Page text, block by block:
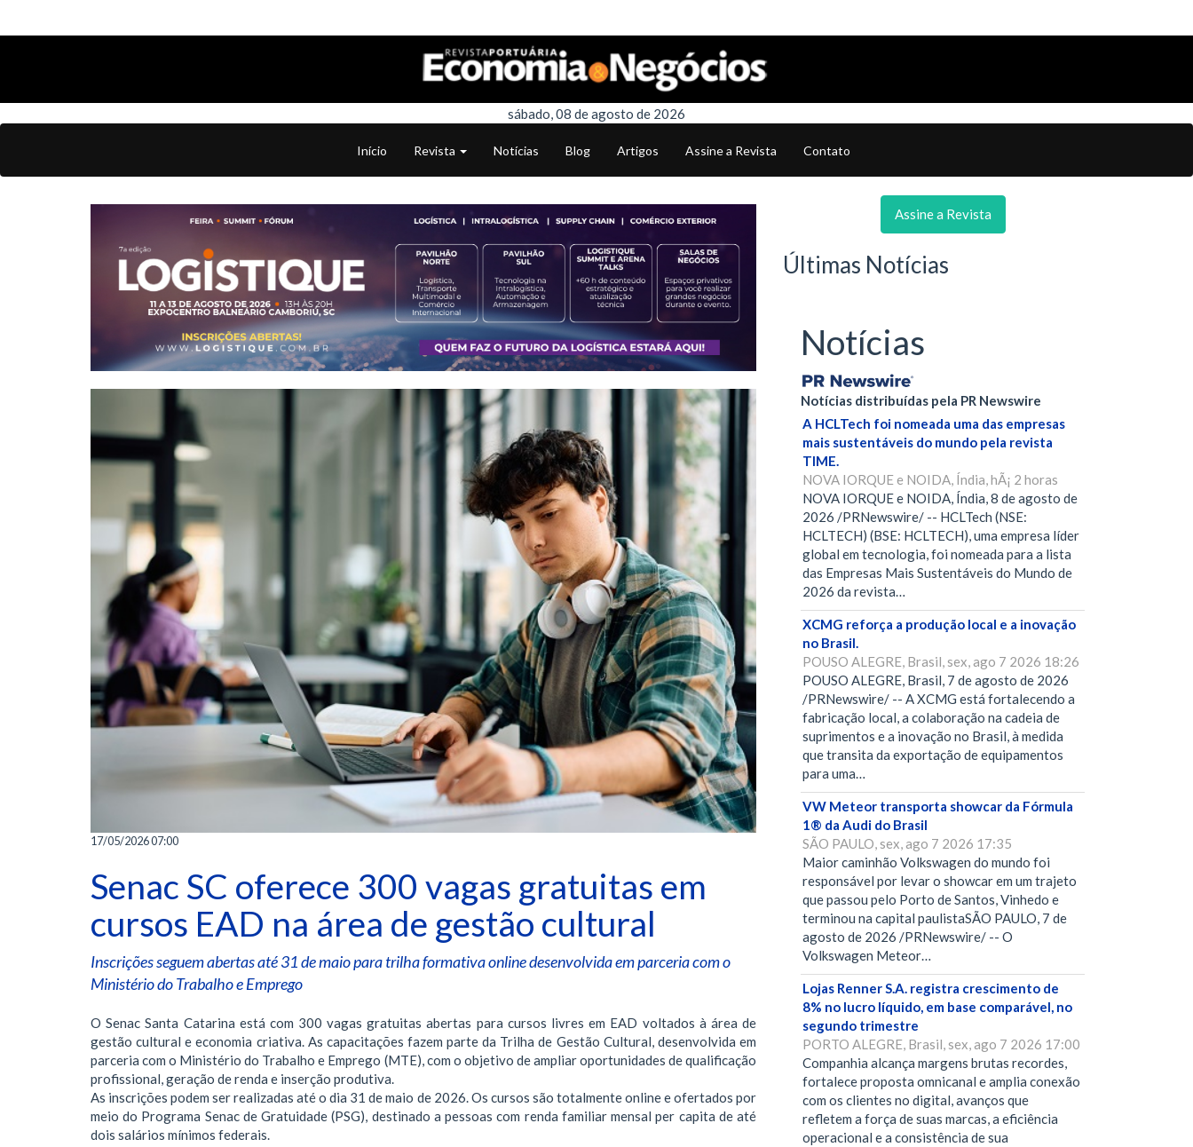
sábado, 08 de agosto de 2026
Início Revista Notícias Blog Artigos Assine a Revista Contato
17/05/2026 07:00
Senac SC oferece 300 vagas gratuitas em
cursos EAD na área de gestão cultural
Inscrições seguem abertas até 31 de maio para trilha formativa online desenvolvida em parceria com o
Ministério do Trabalho e Emprego
O Senac Santa Catarina está com 300 vagas gratuitas abertas para cursos livres em EAD voltados à área de
gestão cultural e economia criativa. As capacitações fazem parte da Trilha de Gestão Cultural, desenvolvida em
parceria com o Ministério do Trabalho e Emprego (MTE), com o objetivo de ampliar oportunidades de qualificação
profissional, geração de renda e inserção produtiva.
As inscrições podem ser realizadas até o dia 31 de maio de 2026. Os cursos são totalmente online e ofertados por
meio do Programa Senac de Gratuidade (PSG), destinado a pessoas com renda familiar mensal per capita de até
dois salários mínimos federais.
Assine a Revista
Últimas Notícias
Notícias
Notícias distribuídas pela PR Newswire
A HCLTech foi nomeada uma das empresas
mais sustentáveis do mundo pela revista
TIME.
NOVA IORQUE e NOIDA, Índia, hÃ¡ 2 horas
NOVA IORQUE e NOIDA, Índia, 8 de agosto de
2026 /PRNewswire/ -- HCLTech (NSE:
HCLTECH) (BSE: HCLTECH), uma empresa líder
global em tecnologia, foi nomeada para a lista
das Empresas Mais Sustentáveis do Mundo de
2026 da revista…
XCMG reforça a produção local e a inovação
no Brasil.
POUSO ALEGRE, Brasil, sex, ago 7 2026 18:26
POUSO ALEGRE, Brasil, 7 de agosto de 2026
/PRNewswire/ -- A XCMG está fortalecendo a
fabricação local, a colaboração na cadeia de
suprimentos e a inovação no Brasil, à medida
que transita da exportação de equipamentos
para uma…
VW Meteor transporta showcar da Fórmula
1® da Audi do Brasil
SÃO PAULO, sex, ago 7 2026 17:35
Maior caminhão Volkswagen do mundo foi
responsável por levar o showcar em um trajeto
que passou pelo Porto de Santos, Vinhedo e
terminou na capital paulistaSÃO PAULO, 7 de
agosto de 2026 /PRNewswire/ -- O
Volkswagen Meteor…
Lojas Renner S.A. registra crescimento de
8% no lucro líquido, em base comparável, no
segundo trimestre
PORTO ALEGRE, Brasil, sex, ago 7 2026 17:00
Companhia alcança margens brutas recordes,
fortalece proposta omnicanal e amplia conexão
com os clientes no digital, avanços que
refletem a força de suas marcas, a eficiência
operacional e a consistência de sua